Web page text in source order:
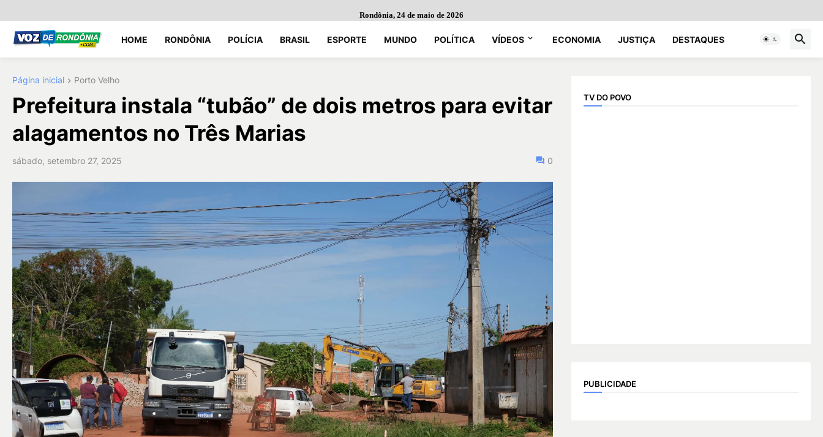
Rondônia, 24 de maio de 2026
HOME RONDÔNIA POLÍCIA BRASIL ESPORTE MUNDO POLÍTICA VÍDEOS ECONOMIA JUSTIÇA DESTAQUES
Página inicial Porto Velho
Prefeitura instala “tubão” de dois metros para evitar
alagamentos no Três Marias
sábado, setembro 27, 2025 0
TV DO POVO
PUBLICIDADE